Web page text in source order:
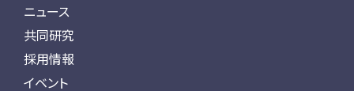
ニュース
共同研究
採用情報
イベント